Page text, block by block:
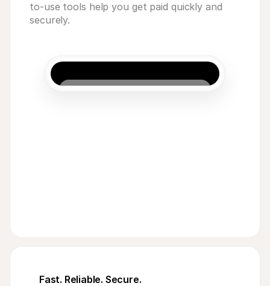
to-use tools help you get paid quickly and
securely.
Fast. Reliable. Secure.